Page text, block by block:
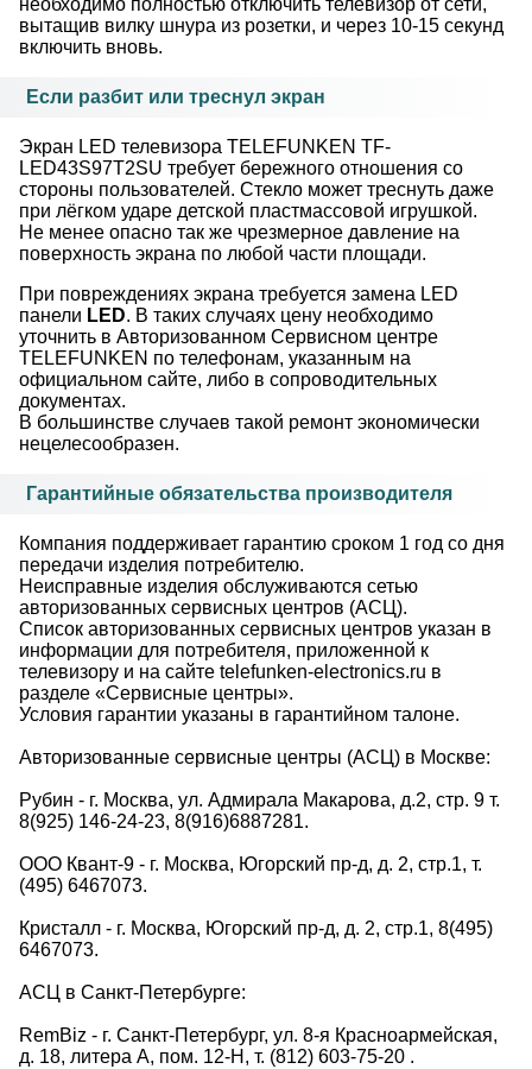
необходимо полностью отключить телевизор от сети,
вытащив вилку шнура из розетки, и через 10-15 секунд
включить вновь.
Если разбит или треснул экран
Экран LED телевизора TELEFUNKEN TF-
LED43S97T2SU требует бережного отношения со
стороны пользователей. Стекло может треснуть даже
при лёгком ударе детской пластмассовой игрушкой.
Не менее опасно так же чрезмерное давление на
поверхность экрана по любой части площади.
При повреждениях экрана требуется замена LED
панели LED. В таких случаях цену необходимо
уточнить в Авторизованном Сервисном центре
TELEFUNKEN по телефонам, указанным на
официальном сайте, либо в сопроводительных
документах.
В большинстве случаев такой ремонт экономически
нецелесообразен.
Гарантийные обязательства производителя
Компания поддерживает гарантию сроком 1 год со дня
передачи изделия потребителю.
Неисправные изделия обслуживаются сетью
авторизованных сервисных центров (АСЦ).
Список авторизованных сервисных центров указан в
информации для потребителя, приложенной к
телевизору и на сайте telefunken-electronics.ru в
разделе «Сервисные центры».
Условия гарантии указаны в гарантийном талоне.
Авторизованные сервисные центры (АСЦ) в Москве:
Рубин - г. Москва, ул. Адмирала Макарова, д.2, стр. 9 т.
8(925) 146-24-23, 8(916)6887281.
ООО Квант-9 - г. Москва, Югорский пр-д, д. 2, стр.1, т.
(495) 6467073.
Кристалл - г. Москва, Югорский пр-д, д. 2, стр.1, 8(495)
6467073.
АСЦ в Санкт-Петербурге:
RemBiz - г. Санкт-Петербург, ул. 8-я Красноармейская,
д. 18, литера А, пом. 12-Н, т. (812) 603-75-20 .